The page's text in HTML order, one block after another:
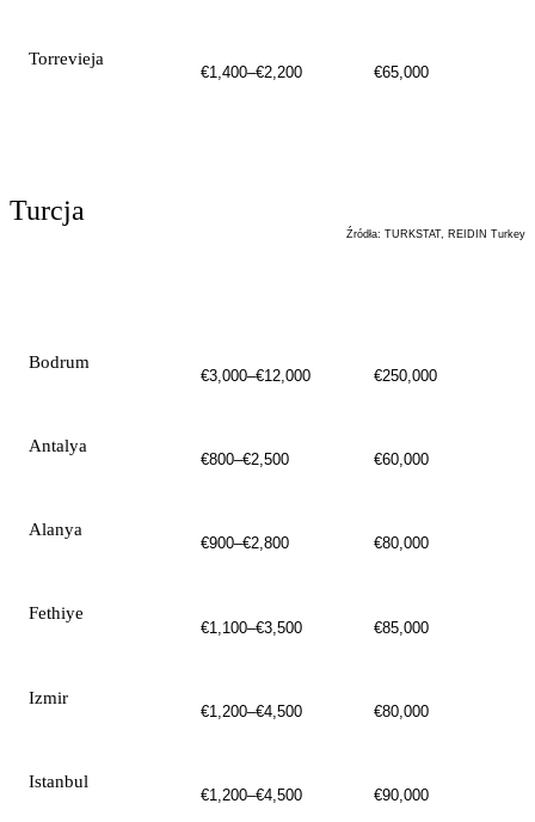
Torrevieja
€1,400–€2,200 €65,000
Turcja
Źródła: TURKSTAT, REIDIN Turkey
Bodrum
€3,000–€12,000 €250,000
Antalya
€800–€2,500 €60,000
Alanya
€900–€2,800 €80,000
Fethiye
€1,100–€3,500 €85,000
Izmir
€1,200–€4,500 €80,000
Istanbul
€1,200–€4,500 €90,000